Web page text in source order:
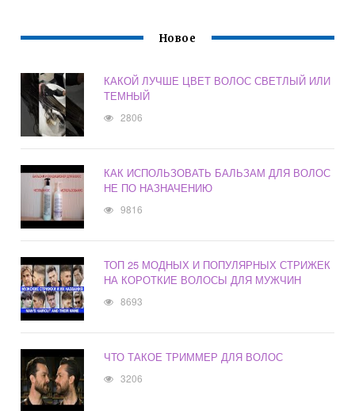
Новое
КАКОЙ ЛУЧШЕ ЦВЕТ ВОЛОС СВЕТЛЫЙ ИЛИ
ТЕМНЫЙ
2806
КАК ИСПОЛЬЗОВАТЬ БАЛЬЗАМ ДЛЯ ВОЛОС
НЕ ПО НАЗНАЧЕНИЮ
9816
ТОП 25 МОДНЫХ И ПОПУЛЯРНЫХ СТРИЖЕК
НА КОРОТКИЕ ВОЛОСЫ ДЛЯ МУЖЧИН
8693
ЧТО ТАКОЕ ТРИММЕР ДЛЯ ВОЛОС
3206